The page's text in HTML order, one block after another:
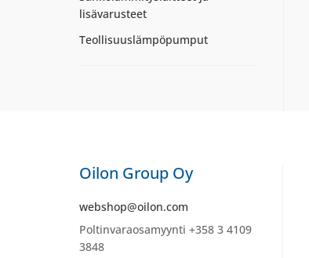
lisävarusteet
Teollisuuslämpöpumput
Oilon Group Oy
webshop@oilon.com
Poltinvaraosamyynti +358 3 4109
3848